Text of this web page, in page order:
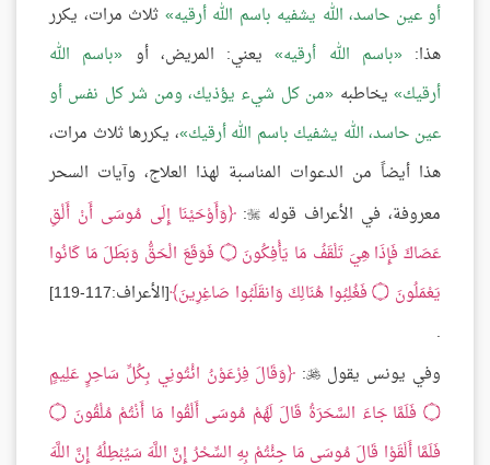
أو عين حاسد، الله يشفيه باسم الله أرقيه ثلاث مرات، يكرر
هذا: باسم الله أرقيه يعني: المريض، أو
باسم الله
أرقيك يخاطبه من كل شيء يؤذيك، ومن شر كل نفس أو
عين حاسد، الله يشفيك باسم الله أرقيك ، يكررها ثلاث مرات،
هذا أيضاً من الدعوات المناسبة لهذا العلاج، وآيات السحر
معروفة، في الأعراف قوله 
: وَأَوْحَيْنَا إِلَى مُوسَى أَنْ أَلْقِ
عَصَاكَ فَإِذَا هِيَ تَلْقَفُ مَا يَأْفِكُونَ ۝ فَوَقَعَ الْحَقُّ وَبَطَلَ مَا كَانُوا
يَعْمَلُونَ ۝ فَغُلِبُوا هُنَالِكَ وَانقَلَبُوا صَاغِرِينَ
[الأعراف:117-119]
.
وفي يونس يقول 
: وَقَالَ فِرْعَوْنُ ائْتُونِي بِكُلِّ سَاحِرٍ عَلِيمٍ
۝ فَلَمَّا جَاءَ السَّحَرَةُ قَالَ لَهُمْ مُوسَى أَلْقُوا مَا أَنْتُمْ مُلْقُونَ ۝
فَلَمَّا أَلْقَوْا قَالَ مُوسَى مَا جِئْتُمْ بِهِ السِّحْرُ إِنَّ اللَّهَ سَيُبْطِلُهُ إِنَّ اللَّهَ